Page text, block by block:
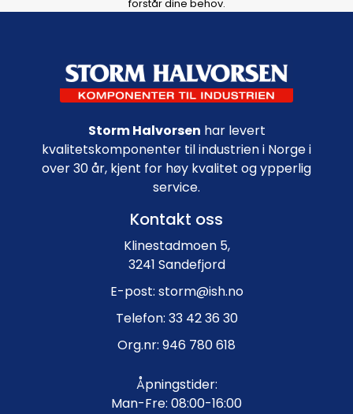
forstår dine behov.
Footer navigation
Storm Halvorsen har levert
kvalitetskomponenter til industrien i Norge i
over 30 år, kjent for høy kvalitet og ypperlig
service.
Kontakt oss
Klinestadmoen 5,
3241 Sandefjord
E-post: storm@ish.no
Telefon: 33 42 36 30
Org.nr: 946 780 618
Åpningstider:
Man-Fre: 08:00-16:00